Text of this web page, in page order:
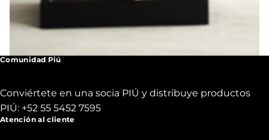
Comunidad Piú
Conviértete en una socia PIÚ y distribuye productos
PIÚ: +52 55 5452 7595
Atención al cliente